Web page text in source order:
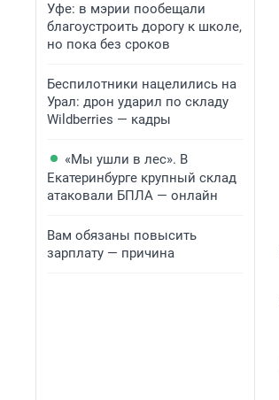
Уфе: в мэрии пообещали
благоустроить дорогу к школе,
но пока без сроков
Беспилотники нацелились на
Урал: дрон ударил по складу
Wildberries — кадры
«Мы ушли в лес». В
Екатеринбурге крупный склад
атаковали БПЛА — онлайн
Вам обязаны повысить
зарплату — причина